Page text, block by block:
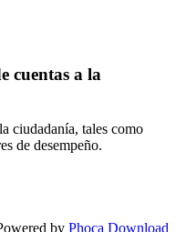
cuentas a la
ciudadanía, tales como
de desempeño.
by Phoca Download